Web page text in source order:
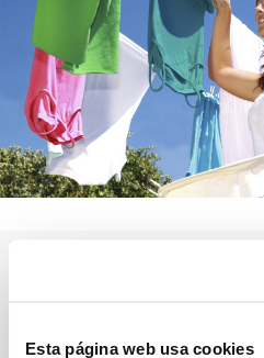
Esta página web usa cookies